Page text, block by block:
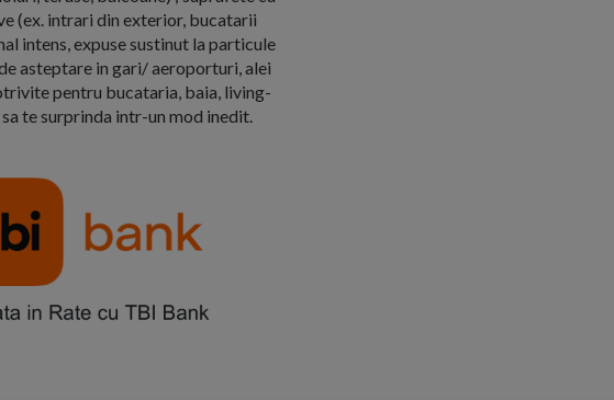
(ex. intrari din exterior, bucatarii
intens, expuse sustinut la particule
asteptare in gari/ aeroporturi, alei
pentru bucataria, baia, living-
te surprinda intr-un mod inedit.